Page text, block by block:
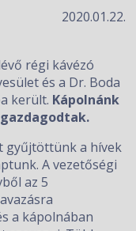
2020.01.22.
régi kávézó
és a Dr. Boda
került. Kápolnánk
gyűjtöttünk a hívek
A vezetőségi
az 5
a kápolnában